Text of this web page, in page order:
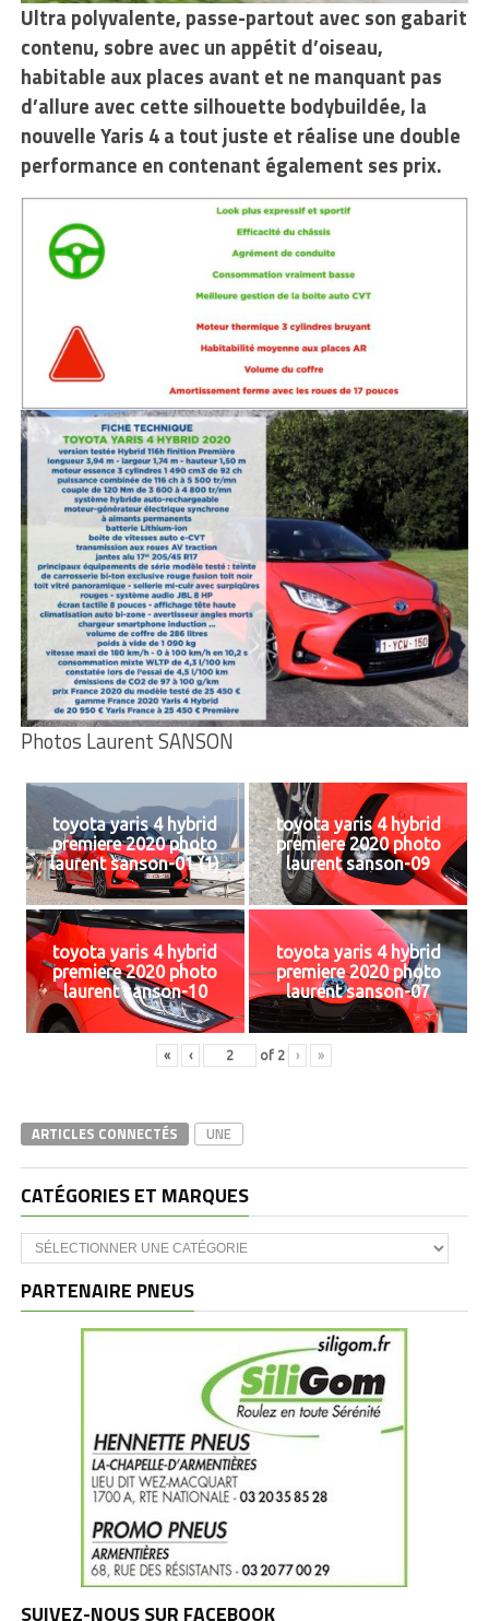
Ultra polyvalente, passe-partout avec son gabarit
contenu, sobre avec un appétit d’oiseau,
habitable aux places avant et ne manquant pas
d’allure avec cette silhouette bodybuildée, la
nouvelle Yaris 4 a tout juste et réalise une double
performance en contenant également ses prix.
Photos Laurent SANSON
toyota yaris 4 hybrid
premiere 2020 photo
laurent sanson-01 (1)
toyota yaris 4 hybrid
premiere 2020 photo
laurent sanson-09
toyota yaris 4 hybrid
premiere 2020 photo
laurent sanson-10
toyota yaris 4 hybrid
premiere 2020 photo
laurent sanson-07
« ‹ of 2 › »
ARTICLES CONNECTÉS UNE
CATÉGORIES ET MARQUES
Catégories
et
PARTENAIRE PNEUS
SUIVEZ-NOUS SUR FACEBOOK